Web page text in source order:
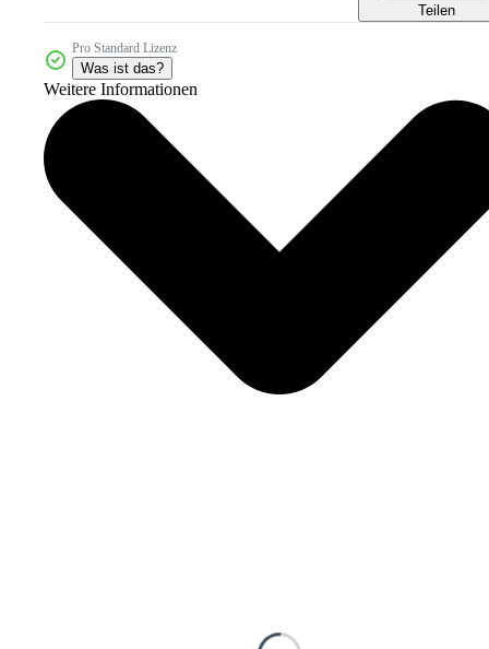
Teilen
Pro Standard Lizenz
Was ist das?
Weitere Informationen